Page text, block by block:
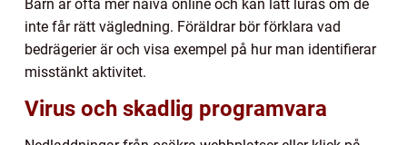
Barn är ofta mer naiva online och kan lätt luras om de
inte får rätt vägledning. Föräldrar bör förklara vad
bedrägerier är och visa exempel på hur man identifierar
misstänkt aktivitet.
Virus och skadlig programvara